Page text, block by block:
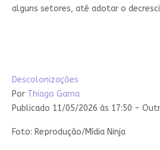
alguns setores, até adotar o
Descolonizações
Por Thiago Gama
Publicado 11/05/2026 às 17:50 -
Foto: Reprodução/Mídia Ninja